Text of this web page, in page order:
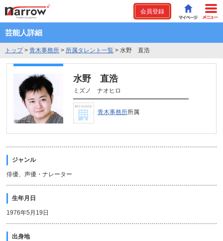
会員登録
芸能人詳細
トップ> 青木事務所 > 所属タレント一覧 > 水野 直浩
水野 直浩
ミズノ ナオヒロ
青木事務所所属
ジャンル
俳優、声優・ナレーター
生年月日
1976年5月19日
出身地